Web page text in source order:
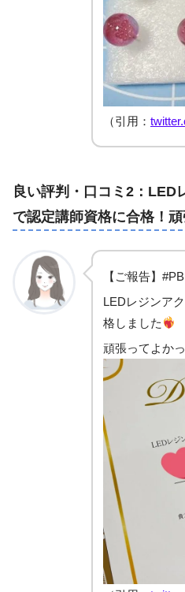
（引用：
良い評判・口コミ2：LED
で認定講師資格に合格！頑
【ご報告】
LEDレジンア
格しました
頑張ってよか